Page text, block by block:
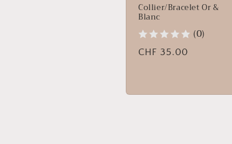
Collier/Bracelet Or &
Blanc
(0)
Prix
CHF 35.00